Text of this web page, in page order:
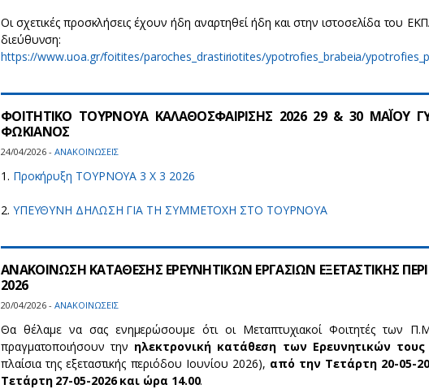
Οι σχετικές προσκλήσεις έχουν ήδη αναρτηθεί ήδη και στην ιστοσελίδα του
διεύθυνση:
https://www.uoa.gr/foitites/paroches_drastiriotites/ypotrofies_brabeia/
ΦΟΙΤΗΤΙΚΟ ΤΟΥΡΝΟΥΑ ΚΑΛΑΘΟΣΦΑΙΡΙΣΗΣ 2026 29 & 30 ΜΑΪ́ΟΥ
ΦΩΚΙΑΝΟΣ
24/04/2026 - ΑΝΑΚΟΙΝΩΣΕΙΣ
1. Προκήρυξη ΤΟΥΡΝΟΥΑ 3 Χ 3 2026
2. ΥΠΕΥΘΥΝΗ ΔΗΛΩΣΗ ΓΙΑ ΤΗ ΣΥΜΜΕΤΟΧΗ ΣΤΟ ΤΟΥΡΝΟΥΑ
ΑΝΑΚΟΙΝΩΣΗ ΚΑΤΑΘΕΣΗΣ ΕΡΕΥΝΗΤΙΚΩΝ ΕΡΓΑΣΙΩΝ ΕΞΕΤΑΣΤΙΚΗΣ
2026
20/04/2026 - ΑΝΑΚΟΙΝΩΣΕΙΣ
Θα θέλαμε να σας ενημερώσουμε ότι οι Μεταπτυχιακοί Φοιτητές των
πραγματοποιήσουν την ηλεκτρονική κατάθεση των Ερευνητικών
πλαίσια της εξεταστικής περιόδου Ιουνίου 2026), από την Τετάρτη 20-05-
Τετάρτη 27-05-2026 και ώρα 14.00.